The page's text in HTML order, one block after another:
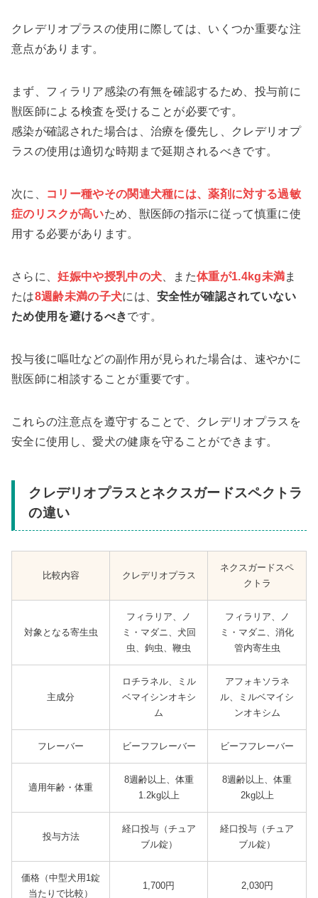
クレデリオプラスの使用に際しては、いくつか重要な注
意点があります。
まず、フィラリア感染の有無を確認するため、投与前に
獣医師による検査を受けることが必要です。
感染が確認された場合は、治療を優先し、クレデリオプ
ラスの使用は適切な時期まで延期されるべきです。
次に、
コリー種やその関連犬種には、薬剤に対する過敏
症のリスクが高いため、獣医師の指示に従って慎重に使
用する必要があります。
さらに、妊娠中や授乳中の犬 、また体重が1.4kg未満ま
たは8週齢未満の子犬には、安全性が確認されていない
ため使用を避けるべきです。
投与後に嘔吐などの副作用が見られた場合は、速やかに
獣医師に相談することが重要です。
これらの注意点を遵守することで、クレデリオプラスを
安全に使用し、愛犬の健康を守ることができます。
クレデリオプラスとネクスガードスペクトラ
の違い
比較内容 クレデリオプラス
ネクスガードスペ
クトラ
対象となる寄生虫
フィラリア、ノ
ミ・マダニ、犬回
虫、鉤虫、鞭虫
フィラリア、ノ
ミ・マダニ、消化
管内寄生虫
主成分
ロチラネル、ミル
ベマイシンオキシ
ム
アフォキソラネ
ル、ミルベマイシ
ンオキシム
フレーバー ビーフフレーバー ビーフフレーバー
適用年齢・体重
8週齢以上、体重
1.2kg以上
8週齢以上、体重
2kg以上
投与方法
経口投与（チュア
ブル錠）
経口投与（チュア
ブル錠）
価格（中型犬用1錠
当たりで比較）
1,700円 2,030円